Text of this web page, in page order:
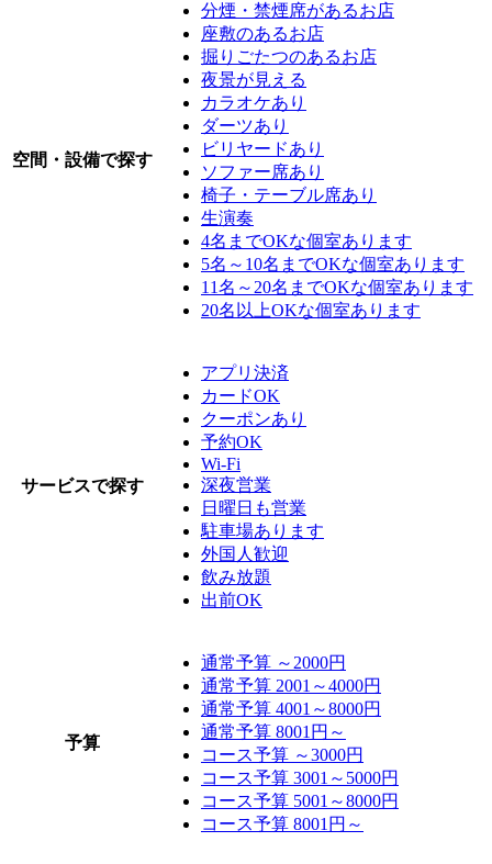
空間・設備で探す
分煙・禁煙席があるお店
座敷のあるお店
掘りごたつのあるお店
夜景が見える
カラオケあり
ダーツあり
ビリヤードあり
ソファー席あり
椅子・テーブル席あり
生演奏
4名までOKな個室あります
5名～10名までOKな個室あります
11名～20名までOKな個室あります
20名以上OKな個室あります
サービスで探す
アプリ決済
カードOK
クーポンあり
予約OK
Wi-Fi
深夜営業
日曜日も営業
駐車場あります
外国人歓迎
飲み放題
出前OK
予算
通常予算 ～2000円
通常予算 2001～4000円
通常予算 4001～8000円
通常予算 8001円～
コース予算 ～3000円
コース予算 3001～5000円
コース予算 5001～8000円
コース予算 8001円～